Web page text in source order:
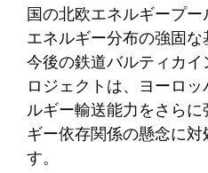
国の北欧エネルギープー
エネルギー分布の強固な
今後の鉄道バルティカ
ロジェクトは、ヨーロ
ルギー輸送能力をさら
ギー依存関係の懸念に
す。